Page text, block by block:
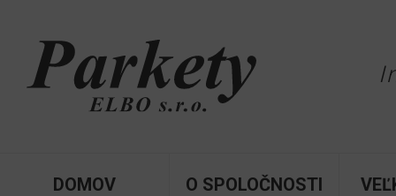
DOMOV O SPOLOČNOSTI